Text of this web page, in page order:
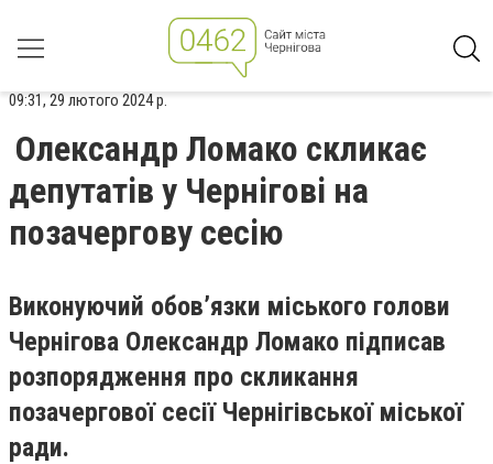
09:31, 29 лютого 2024 р.
Олександр Ломако скликає
депутатів у Чернігові на
позачергову сесію
Виконуючий обов’язки міського голови
Чернігова Олександр Ломако підписав
розпорядження про скликання
позачергової сесії Чернігівської міської
ради.